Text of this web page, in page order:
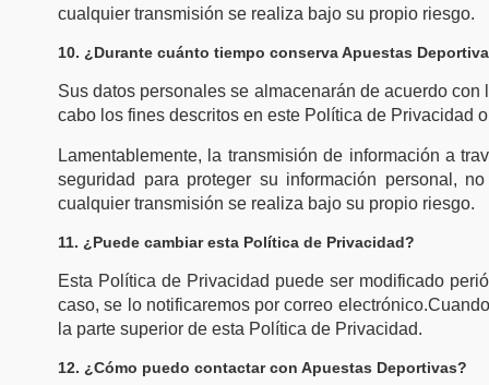
cualquier transmisión se realiza bajo su propio riesgo.
10. ¿Durante cuánto tiempo conserva Apuestas
Sus datos personales se almacenarán de acuerdo
cabo los fines descritos en este Política de Privacidad
Lamentablemente, la transmisión de información a
seguridad para proteger su información personal,
cualquier transmisión se realiza bajo su propio riesgo.
11. ¿Puede cambiar esta Política de Privacidad?
Esta Política de Privacidad puede ser modificado
caso, se lo notificaremos por correo
la parte superior de esta Política de Privacidad.
12. ¿Cómo puedo contactar con Apuestas Deportivas?